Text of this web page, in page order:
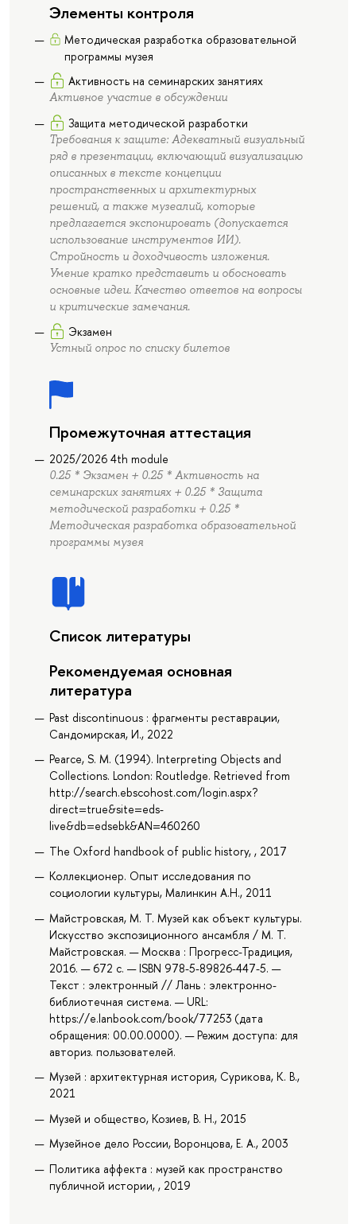
Элементы контроля
Методическая разработка образовательной
программы музея
Активность на семинарских занятиях
Активное участие в обсуждении
Защита методической разработки
Требования к защите: Адекватный визуальный
ряд в презентации, включающий визуализацию
описанных в тексте концепции
пространственных и архитектурных
решений, а также музеалий, которые
предлагается экспонировать (допускается
использование инструментов ИИ).
Стройность и доходчивость изложения.
Умение кратко представить и обосновать
основные идеи. Качество ответов на вопросы
и критические замечания.
Экзамен
Устный опрос по списку билетов
Промежуточная аттестация
2025/2026 4th module
0.25 * Экзамен + 0.25 * Активность на
семинарских занятиях + 0.25 * Защита
методической разработки + 0.25 *
Методическая разработка образовательной
программы музея
Список литературы
Рекомендуемая основная
литература
Past discontinuous : фрагменты реставрации,
Сандомирская, И., 2022
Pearce, S. M. (1994). Interpreting Objects and
Collections. London: Routledge. Retrieved from
http://search.ebscohost.com/login.aspx?
direct=true&site=eds-
live&db=edsebk&AN=460260
The Oxford handbook of public history, , 2017
Коллекционер. Опыт исследования по
социологии культуры, Малинкин А.Н., 2011
Майстровская, М. Т. Музей как объект культуры.
Искусство экспозиционного ансамбля / М. Т.
Майстровская. — Москва : Прогресс-Традиция,
2016. — 672 с. — ISBN 978-5-89826-447-5. —
Текст : электронный // Лань : электронно-
библиотечная система. — URL:
https://e.lanbook.com/book/77253 (дата
обращения: 00.00.0000). — Режим доступа: для
авториз. пользователей.
Музей : архитектурная история, Сурикова, К. В.,
2021
Музей и общество, Козиев, В. Н., 2015
Музейное дело России, Воронцова, Е. А., 2003
Политика аффекта : музей как пространство
публичной истории, , 2019